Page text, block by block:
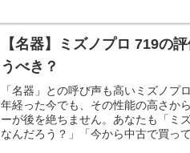
【名器】ミズノプロ 719の
うべき？
「名器」との呼び声も高いミズノプ
年経った今でも、その性能の高さか
ーが後を絶ちません。あなたも「ミ
なんだろう？」「今から中古で買っ